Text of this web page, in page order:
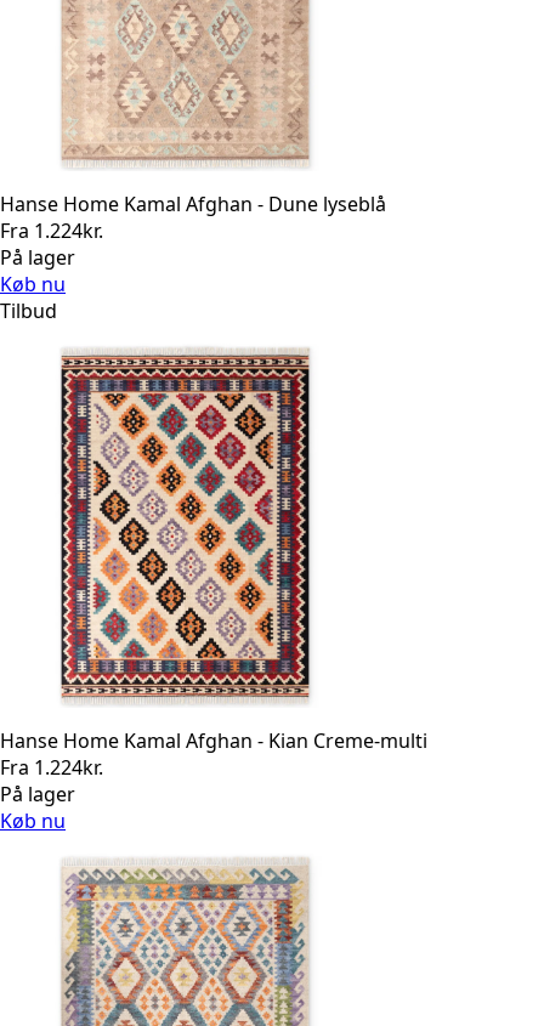
Hanse Home Kamal Afghan - Dune lyseblå
Fra 1.224kr.
På lager
Køb nu
Tilbud
Hanse Home Kamal Afghan - Kian Creme-multi
Fra 1.224kr.
På lager
Køb nu